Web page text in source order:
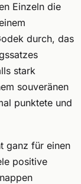
Einzeln die
durch, das
stark
souveränen
punktete und
ganz für einen
positive